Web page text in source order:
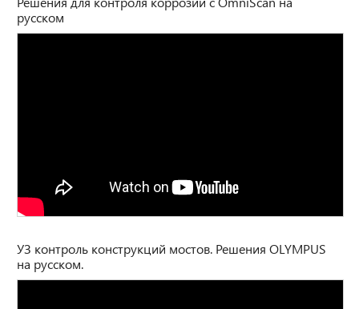
русском
УЗ контроль конструкций мостов. Решения OLYMPUS
на русском.